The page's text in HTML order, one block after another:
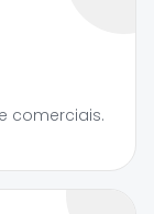
comerciais.